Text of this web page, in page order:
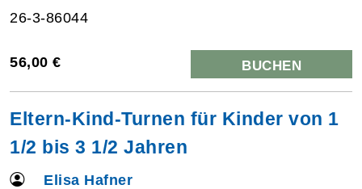
26-3-86044
56,00 € BUCHEN
Eltern-Kind-Turnen für Kinder von 1
1/2 bis 3 1/2 Jahren
Elisa Hafner